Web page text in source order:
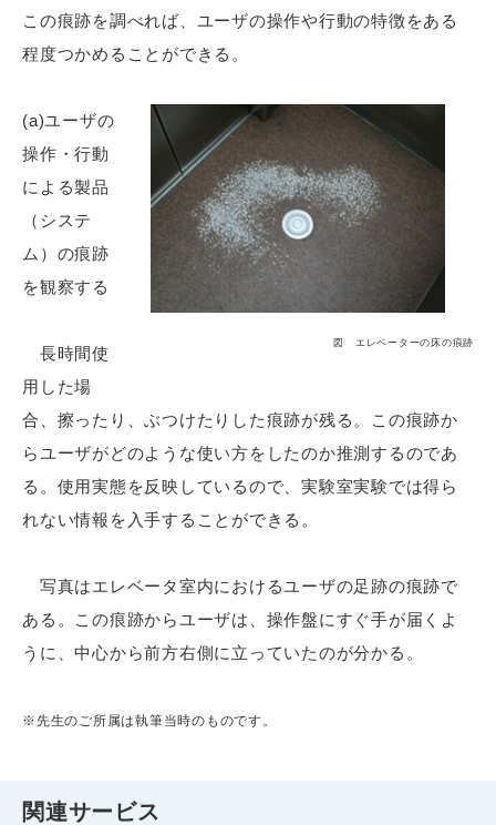
この痕跡を調べれば、ユーザの操作や行動の特徴をある
程度つかめることができる。
図 エレベーターの床の痕跡
(a)ユーザの
操作・行動
による製品
（システ
ム）の痕跡
を観察する
長時間使
用した場
合、擦ったり、ぶつけたりした痕跡が残る。この痕跡か
らユーザがどのような使い方をしたのか推測するのであ
る。使用実態を反映しているので、実験室実験では得ら
れない情報を入手することができる。
写真はエレベータ室内におけるユーザの足跡の痕跡で
ある。この痕跡からユーザは、操作盤にすぐ手が届くよ
うに、中心から前方右側に立っていたのが分かる。
※先生のご所属は執筆当時のものです。
関連サービス